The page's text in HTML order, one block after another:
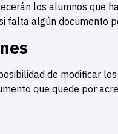
los alumnos que
falta algún documento
de modificar
que quede por